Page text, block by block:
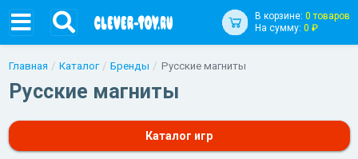
В корзине: 0 товаров
На сумму: 0 ₽
Главная Каталог Бренды Русские магниты
Русские магниты
Каталог игр